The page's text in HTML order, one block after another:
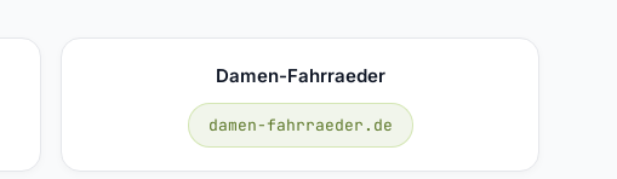
Damen-Fahrraeder
damen-fahrraeder.de